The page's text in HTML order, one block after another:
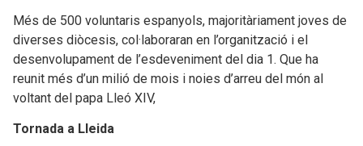
Més de 500 voluntaris espanyols, majoritàriament joves de
diverses diòcesis, col·laboraran en l’organització i el
desenvolupament de l’esdeveniment del dia 1. Que ha
reunit més d’un milió de mois i noies d’arreu del món al
voltant del papa Lleó XIV,
Tornada a Lleida